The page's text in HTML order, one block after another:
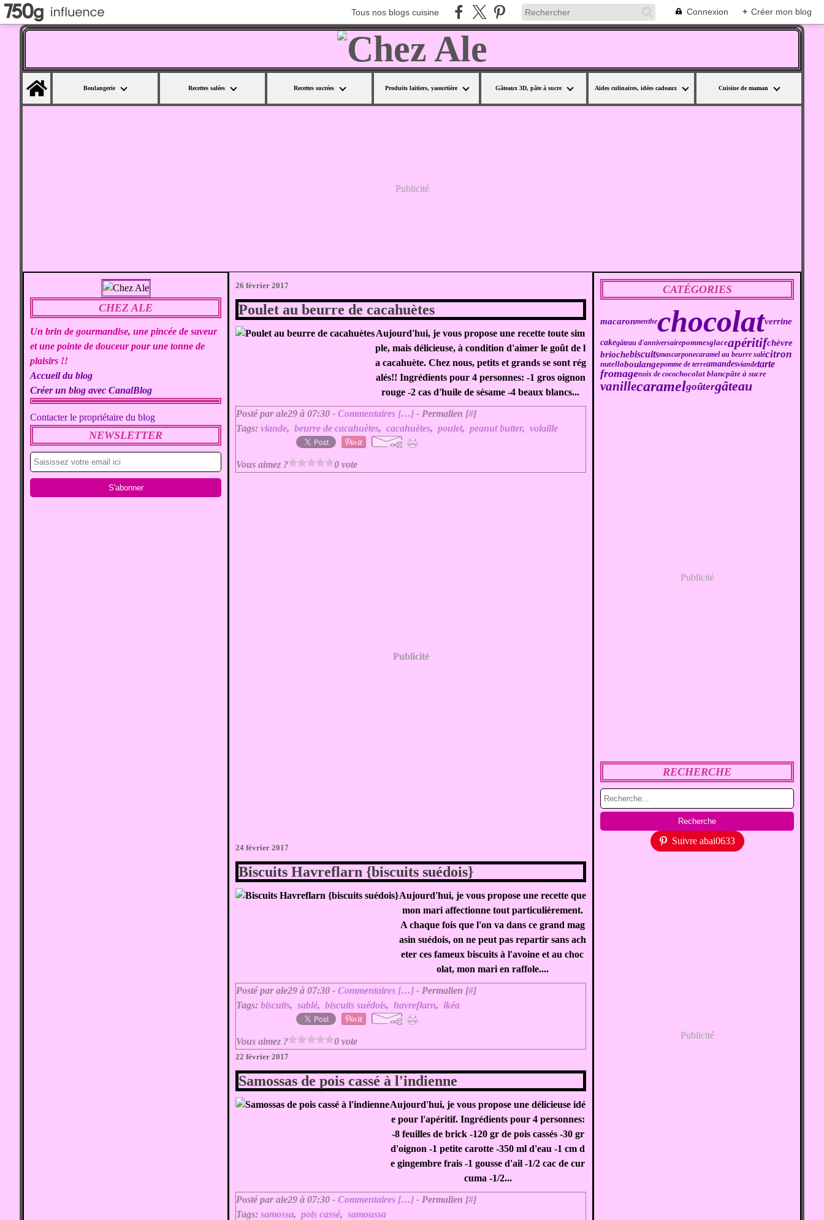
Tous nos blogs cuisine Connexion + Créer mon blog
Boulangerie
Recettes salées Recettes sucrées Produits laitiers, yaourtière Gâteaux 3D, pâte à sucre Aides culinaires, idées cadeaux Cuisine de maman
Publicité
CHEZ ALE
Un brin de gourmandise, une pincée de saveur
et une pointe de douceur pour une tonne de
plaisirs !!
Accueil du blog
Créer un blog avec CanalBlog
Contacter le propriétaire du blog
NEWSLETTER
26 février 2017
Poulet au beurre de cacahuètes
Aujourd'hui, je vous propose une recette toute sim
ple, mais délicieuse, à condition d'aimer le goût de l
a cacahuète. Chez nous, petits et grands se sont rég
alés!! Ingrédients pour 4 personnes: -1 gros oignon
rouge -2 cas d'huile de sésame -4 beaux blancs...
Posté par ale29 à 07:30 -Commentaires […] - Permalien [#]
Tags:viande,beurre de cacahuètes,cacahuètes,poulet,peanut butter,volaille
Vous aimez ? 0 vote
Publicité
24 février 2017
Biscuits Havreflarn {biscuits suédois}
Aujourd'hui, je vous propose une recette que
mon mari affectionne tout particulièrement.
A chaque fois que l'on va dans ce grand mag
asin suédois, on ne peut pas repartir sans ach
eter ces fameux biscuits à l'avoine et au choc
olat, mon mari en raffole....
Posté par ale29 à 07:30 -Commentaires […] - Permalien [#]
Tags:biscuits,sablé,biscuits suédois,havreflarn,ikéa
Vous aimez ? 0 vote
22 février 2017
Samossas de pois cassé à l'indienne
Aujourd'hui, je vous propose une délicieuse idé
e pour l'apéritif. Ingrédients pour 4 personnes:
-8 feuilles de brick -120 gr de pois cassés -30 gr
d'oignon -1 petite carotte -350 ml d'eau -1 cm d
e gingembre frais -1 gousse d'ail -1/2 cac de cur
cuma -1/2...
Posté par ale29 à 07:30 -Commentaires […] - Permalien [#]
Tags:samossa,pois cassé,samoussa
CATÉGORIES
macaronmenthechocolatverrine
cakegâteau d'anniversairepommesglaceapéritifchèvre
briochebiscuitsmascarponecaramel au beurre salécitron
nutellaboulangepomme de terreamandesviandetarte
fromagenoix de cocochocolat blancpâte à sucre
vanillecaramelgoûtergâteau
Publicité
RECHERCHE
Suivre abai0633
Publicité